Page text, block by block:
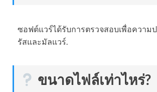
ซอฟต์แวร์ได้รับการตรวจสอบเพื่อความ
รัสและมัลแวร์.
ขนาดไฟล์เท่าไหร่?